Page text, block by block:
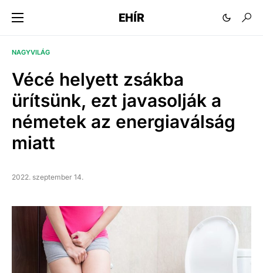
EHÍR
NAGYVILÁG
Vécé helyett zsákba
ürítsünk, ezt javasolják a
németek az energiaválság
miatt
2022. szeptember 14.